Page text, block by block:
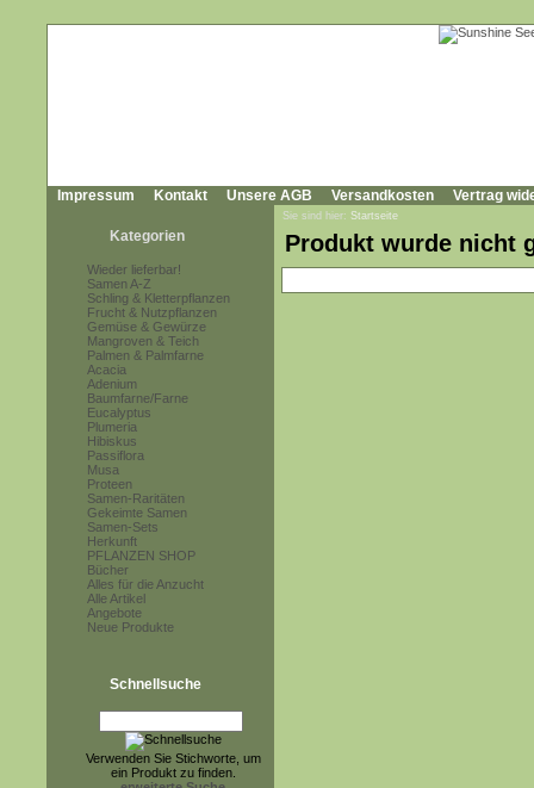
Impressum Kontakt Unsere AGB Versandkosten Vertrag
Kategorien
Wieder lieferbar!
Samen A-Z
Schling & Kletterpflanzen
Frucht & Nutzpflanzen
Gemüse & Gewürze
Mangroven & Teich
Palmen & Palmfarne
Acacia
Adenium
Baumfarne/Farne
Eucalyptus
Plumeria
Hibiskus
Passiflora
Musa
Proteen
Samen-Raritäten
Gekeimte Samen
Samen-Sets
Herkunft
PFLANZEN SHOP
Bücher
Alles für die Anzucht
Alle Artikel
Angebote
Neue Produkte
Schnellsuche
Verwenden Sie Stichworte, um
ein Produkt zu finden.
Sie sind hier: Startseite
Produkt wurde nicht